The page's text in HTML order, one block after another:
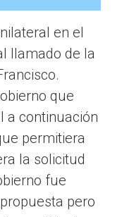
en el
llamado de la
que
a continuación
permitiera
la solicitud
fue
pero